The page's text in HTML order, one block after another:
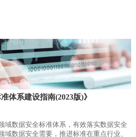
体系建设指南(2023版)》
域数据安全标准体系，有效落实数据安全
域数据安全需要，推进标准在重点行业、